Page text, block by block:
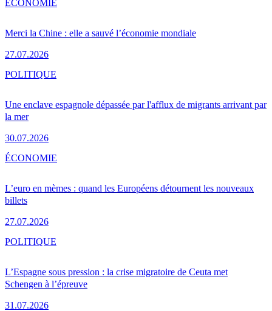
Merci la Chine : elle a sauvé l’économie mondiale
27.07.2026
ÉCONOMIE
Une enclave espagnole dépassée par l'afflux de migrants arrivant par
la mer
30.07.2026
POLITIQUE
L’euro en mèmes : quand les Européens détournent les nouveaux
billets
27.07.2026
ÉCONOMIE
L’Espagne sous pression : la crise migratoire de Ceuta met
Schengen à l’épreuve
31.07.2026
POLITIQUE